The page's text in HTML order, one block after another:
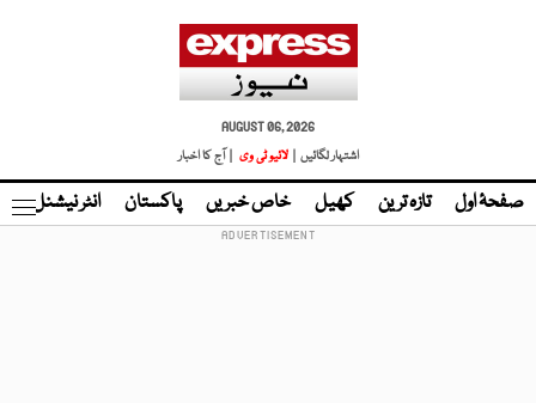
AUGUST 06, 2026
اشتہار لگائیں |
لائیو ٹی وی | آج کا اخبار
صفحۂ اول تازہ ترین کھیل خاص خبریں پاکستان انٹر نیشنل